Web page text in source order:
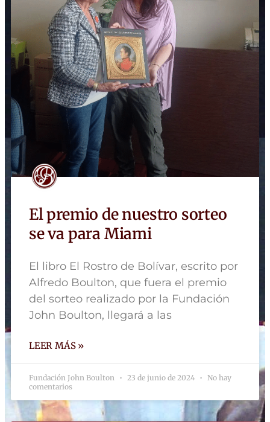
El premio de nuestro sorteo
se va para Miami
El libro El Rostro de Bolívar, escrito por
Alfredo Boulton, que fuera el premio
del sorteo realizado por la Fundación
John Boulton, llegará a las
LEER MÁS »
Fundación John Boulton 23 de junio de 2024
No hay
comentarios